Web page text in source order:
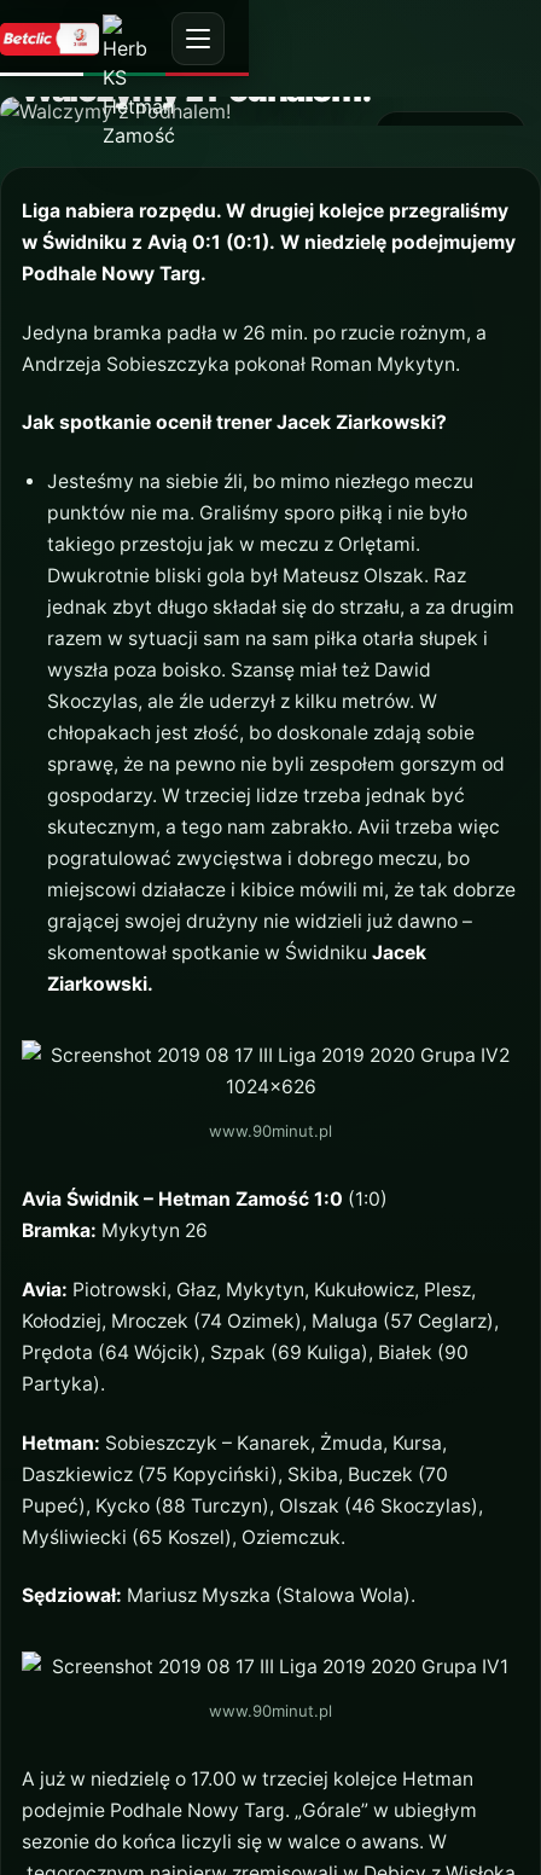
AKTUALNOŚĆ
Walczymy z Podhalem!
Liga nabiera rozpędu. W drugiej kolejce przegraliśmy
w Świdniku z Avią 0:1 (0:1). W niedzielę podejmujemy
Podhale Nowy Targ.
Jedyna bramka padła w 26 min. po rzucie rożnym, a
Andrzeja Sobieszczyka pokonał Roman Mykytyn.
Jak spotkanie ocenił trener Jacek Ziarkowski?
Jesteśmy na siebie źli, bo mimo niezłego meczu
punktów nie ma. Graliśmy sporo piłką i nie było
takiego przestoju jak w meczu z Orlętami.
Dwukrotnie bliski gola był Mateusz Olszak. Raz
jednak zbyt długo składał się do strzału, a za drugim
razem w sytuacji sam na sam piłka otarła słupek i
wyszła poza boisko. Szansę miał też Dawid
Skoczylas, ale źle uderzył z kilku metrów. W
chłopakach jest złość, bo doskonale zdają sobie
sprawę, że na pewno nie byli zespołem gorszym od
gospodarzy. W trzeciej lidze trzeba jednak być
skutecznym, a tego nam zabrakło. Avii trzeba więc
pogratulować zwycięstwa i dobrego meczu, bo
miejscowi działacze i kibice mówili mi, że tak dobrze
grającej swojej drużyny nie widzieli już dawno –
skomentował spotkanie w Świdniku Jacek
Ziarkowski.
www.90minut.pl
Avia Świdnik – Hetman Zamość 1:0 (1:0)
Bramka: Mykytyn 26
Avia: Piotrowski, Głaz, Mykytyn, Kukułowicz, Plesz,
Kołodziej, Mroczek (74 Ozimek), Maluga (57 Ceglarz),
Prędota (64 Wójcik), Szpak (69 Kuliga), Białek (90
Partyka).
Hetman: Sobieszczyk – Kanarek, Żmuda, Kursa,
Daszkiewicz (75 Kopyciński), Skiba, Buczek (70
Pupeć), Kycko (88 Turczyn), Olszak (46 Skoczylas),
Myśliwiecki (65 Koszel), Oziemczuk.
Sędziował: Mariusz Myszka (Stalowa Wola).
www.90minut.pl
A już w niedzielę o 17.00 w trzeciej kolejce Hetman
podejmie Podhale Nowy Targ. „Górale” w ubiegłym
sezonie do końca liczyli się w walce o awans. W